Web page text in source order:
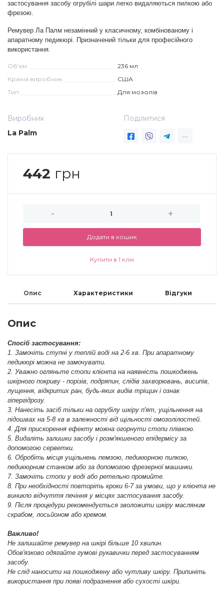
Дезінфекція та стерилізація
Декор для нігтів
Трикутники (каміфубукі)
Наклейки гнучкі лінії
Наліпки гнучкі лінії
Втирки
Блискітки (пісок для нігтів)
Меланж (цукровий ефект)
Каміфубукі (конфетті)
Брокат
Інші прикраси
Фарби для розпису
Фольга для лиття (ефект кракелюра)
Аксесуари
Навчання
застосування засобу огрубілі шари легко видаляються пилкою або
фрезою.
Ремувер Ла Палм незамінний у класичному, комбінованому і
апаратному педикюрі. Призначений тільки для професійного
використання.
Об'єм
236 мл
Країна виробник
США
Тип
Для мозолів
Виробник
La Palm
Поділитися
442 грн
- +
Додати в кошик
Купити в 1 клік
Опис Характеристики Відгуки
Опис
Спосіб застосування:
1. Замочіть ступні у теплій воді на 2-6 хв. При апаратному
педикюрі можна не замочувати.
2. Уважно огляньте стопи клієнта на наявність пошкоджень
шкірного покриву - порізів, подряпин, слідів захворювань, висипів,
лущення, відкритих ран, будь-яких видів тріщин і ознак
гіпергідрозу.
3. Нанесіть засіб тільки на огрубілу шкіру п'ят, ущільнення на
підошвах на 5-8 хв в залежності від щільності омозолілостей.
4. Для прискорення ефекту можна огорнути стопи плівкою.
5. Видаліть залишки засобу і розм'якшеного епідермісу за
допомогою серветки.
6. Обробіть місця ущільнень пемзою, педикюрною пилкою,
педикюрним станком або за допомогою фрезерної машинки.
7. Замочіть стопи у воді або ретельно промийте.
8. При необхідності повторіть кроки 6-7 за умови, що у клієнта не
виникло відчуття печіння у місцях застосування засобу.
9. Після процедури рекомендується зволожити шкіру масляним
скрабом, лосьйоном або кремом.
Важливо!
Не залишайте ремувер на шкірі більше 10 хвилин.
Обов'язково одягайте гумові рукавички перед застосуванням
засобу.
Не слід наносити на пошкоджену або чутливу шкіру. Припиніть
використання при появі подразнення або сухості шкіри.